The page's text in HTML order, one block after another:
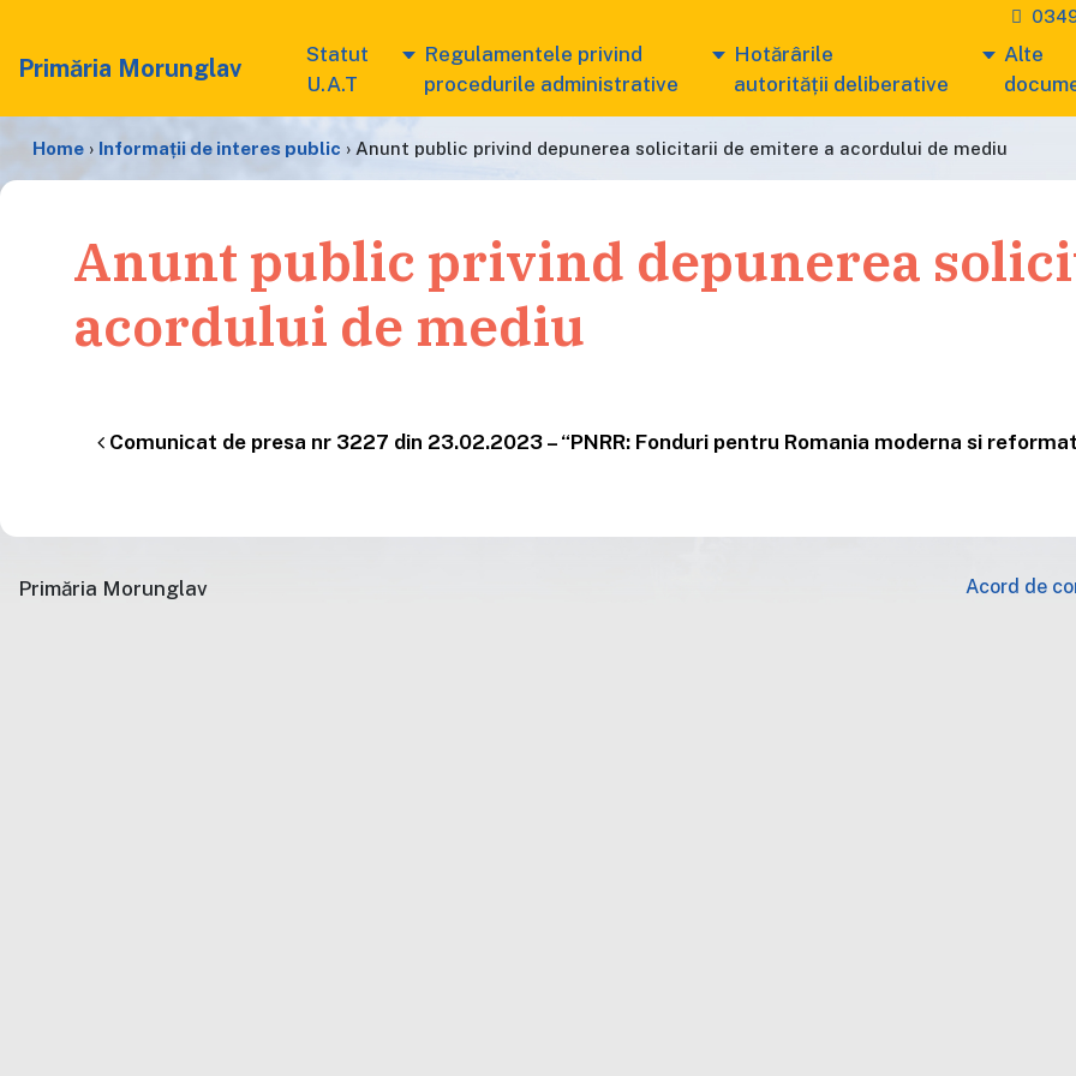
Primăria Morunglav
Statut
U.A.T
Regulamentele privind
procedurile administrative
Hotărârile
autorității deliberative
Alte
Home › Informații de interes public › Anunt public privind depunerea solicitarii de emitere a acordului de mediu
Anunt public privind depunerea
acordului de mediu
Navigare în articole
Comunicat de presa nr 3227 din 23.02.2023 – “PNRR: Fonduri pentru Romania moderna si
Primăria Morunglav Acord de